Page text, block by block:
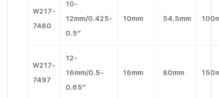
W217-
7480
10-
12mm/0.425-
0.5″
10mm 54.5mm
W217-
7497
12-
16mm/0.5-
0.65″
16mm 80mm